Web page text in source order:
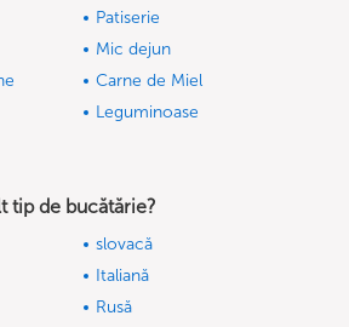
Patiserie
Mic dejun
Carne de Miel
Leguminoase
tip de bucătărie?
slovacă
Italiană
Rusă